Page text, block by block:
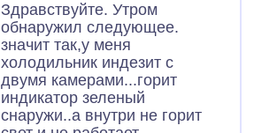
Здравствуйте. Утром
обнаружил следующее.
значит так,у меня
холодильник индезит с
двумя камерами...горит
индикатор зеленый
снаружи..а внутри не горит